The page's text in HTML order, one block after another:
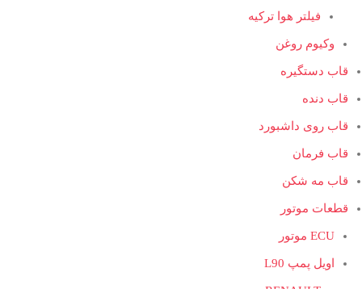
فیلتر هوا ترکیه
وکیوم روغن
قاب دستگیره
قاب دنده
قاب روی داشبورد
قاب فرمان
قاب مه شکن
قطعات موتور
ECU موتور
اویل پمپ L90